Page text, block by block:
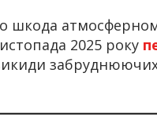
2025 року